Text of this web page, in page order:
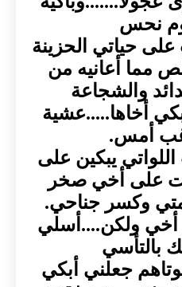
نحس
حياتي الحزينة
مما أعانيه من
والشجاعة
أخاها.....عشية
غب أمس.
يبكين على
على أخي صخر
وكسر جناحي.
أخي ولكن....أسلي
بالتأسي
جعلني أبكي